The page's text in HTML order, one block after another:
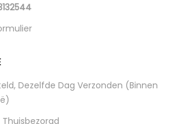
Dezelfde Dag Verzonden (binnen
Thuisbezorgd